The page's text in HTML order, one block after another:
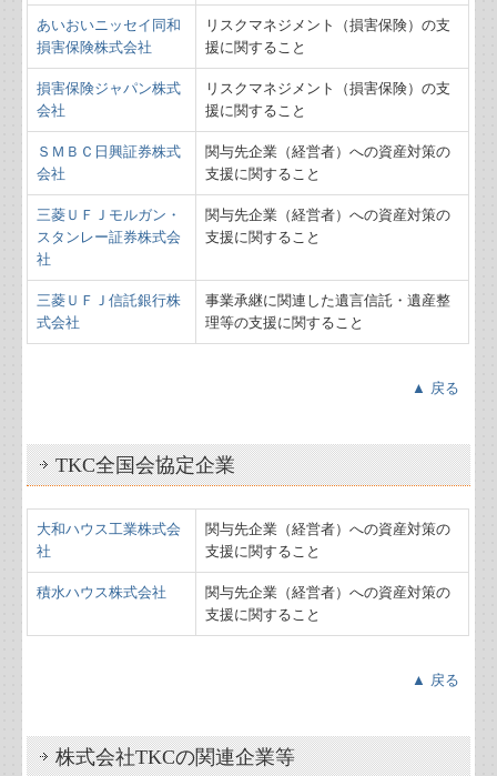
あいおいニッセイ同和
損害保険株式会社
リスクマネジメント（損害保険）の支
援に関すること
損害保険ジャパン株式
会社
リスクマネジメント（損害保険）の支
援に関すること
ＳＭＢＣ日興証券株式
会社
関与先企業（経営者）への資産対策の
支援に関すること
三菱ＵＦＪモルガン・
スタンレー証券株式会
社
関与先企業（経営者）への資産対策の
支援に関すること
三菱ＵＦＪ信託銀行株
式会社
事業承継に関連した遺言信託・遺産整
理等の支援に関すること
▲ 戻る
TKC全国会協定企業
大和ハウス工業株式会
社
関与先企業（経営者）への資産対策の
支援に関すること
積水ハウス株式会社
関与先企業（経営者）への資産対策の
支援に関すること
▲ 戻る
株式会社TKCの関連企業等